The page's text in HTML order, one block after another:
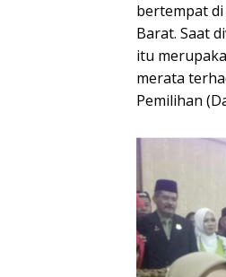
bertempat di
Barat. Saat
itu
merata
Pemilihan